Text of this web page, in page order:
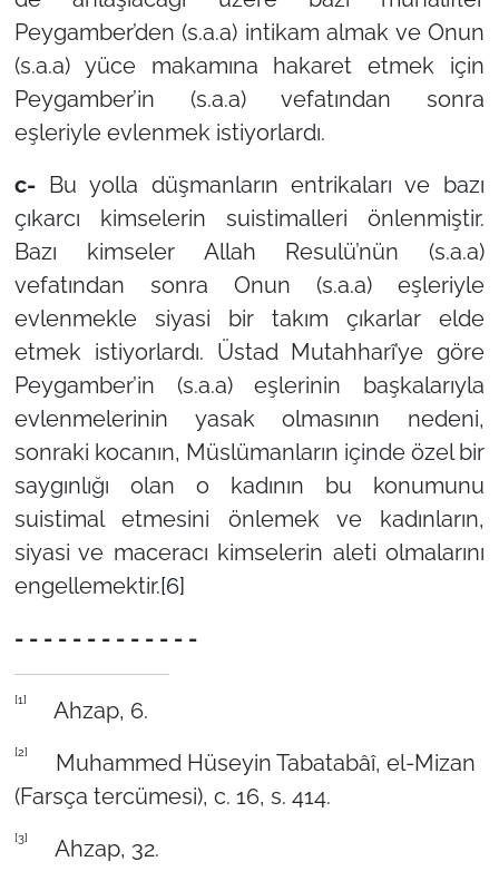
Peygamber’den (s.a.a) intikam almak ve Onun
(s.a.a) yüce makamına hakaret etmek için
Peygamber’in (s.a.a) vefatından sonra
eşleriyle evlenmek istiyorlardı.
c-Bu yolla düşmanların entrikaları ve bazı
çıkarcı kimselerin suistimalleri önlenmiştir.
Bazı kimseler Allah Resulü’nün (s.a.a)
vefatından sonra Onun (s.a.a) eşleriyle
evlenmekle siyasi bir takım çıkarlar elde
etmek istiyorlardı. Üstad Mutahharî’ye göre
Peygamber’in (s.a.a) eşlerinin başkalarıyla
evlenmelerinin yasak olmasının nedeni,
sonraki kocanın, Müslümanların içinde özel bir
saygınlığı olan o kadının bu konumunu
suistimal etmesini önlemek ve kadınların,
siyasi ve maceracı kimselerin aleti olmalarını
engellemektir.[6]
- - - - - - - - - - - - -
[1] Ahzap, 6.
[2]
Muhammed Hüseyin Tabatabâî, el-Mizan
(Farsça tercümesi), c. 16, s. 414.
[3] Ahzap, 32.